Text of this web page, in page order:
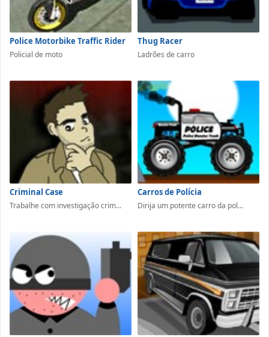
Police Motorbike Traffic Rider
Policial de moto
Thug Racer
Ladrões de carro
Criminal Case
Trabalhe com investigação crim...
Carros de Polícia
Dirija um potente carro da pol...